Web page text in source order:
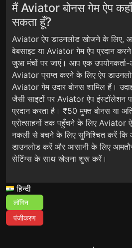
मैं Aviator बोनस गेम ऐप
सकता हूँ?
Aviator ऐप डाउनलोड खोजने के लिए,
वेबसाइट या Aviator गेम ऐप प्रदान
जुआ मंचों पर जाएं। आप एक
Aviator प्राप्त करने के लिए ऐप
Aviator गेम उदार बोनस शामिल हैं।
जैसी साइटों पर Aviator ऐप इंस्टॉलेशन
प्रदान करता है। ₹50 मुफ्त बोनस या
प्रोत्साहनों तक पहुँचने के लिए
नकली से बचने के लिए सुनिश्चित करें कि
डाउनलोड करें और आसानी के लिए आमतौर
सेटिंग्स के साथ खेलना शुरू करें।
हिन्दी
लॉगिन
पंजीकरण